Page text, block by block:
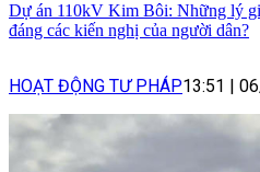
Dự án 110kV Kim Bôi: Những lý
đáng các kiến nghị của người dân?
HOẠT ĐỘNG TƯ PHÁP13:51